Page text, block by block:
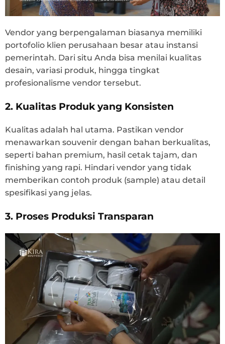
Vendor yang berpengalaman biasanya memiliki
portofolio klien perusahaan besar atau instansi
pemerintah. Dari situ Anda bisa menilai kualitas
desain, variasi produk, hingga tingkat
profesionalisme vendor tersebut.
2. Kualitas Produk yang Konsisten
Kualitas adalah hal utama. Pastikan vendor
menawarkan souvenir dengan bahan berkualitas,
seperti bahan premium, hasil cetak tajam, dan
finishing yang rapi. Hindari vendor yang tidak
memberikan contoh produk (sample) atau detail
spesifikasi yang jelas.
3. Proses Produksi Transparan